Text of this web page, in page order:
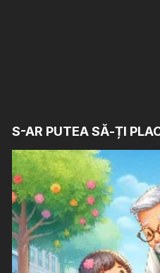
S-AR PUTEA SĂ-ȚI